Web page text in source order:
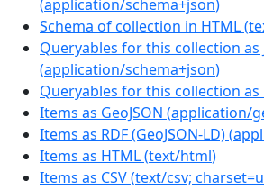
(application/schema+json)
Schema of collection in HTML(
Queryables for this collection as
(application/schema+json)
Queryables for this collection as
Items as GeoJSON (application/
Items as RDF (GeoJSON-LD)(
Items as HTML(text/html)
Items as CSV(text/csv;